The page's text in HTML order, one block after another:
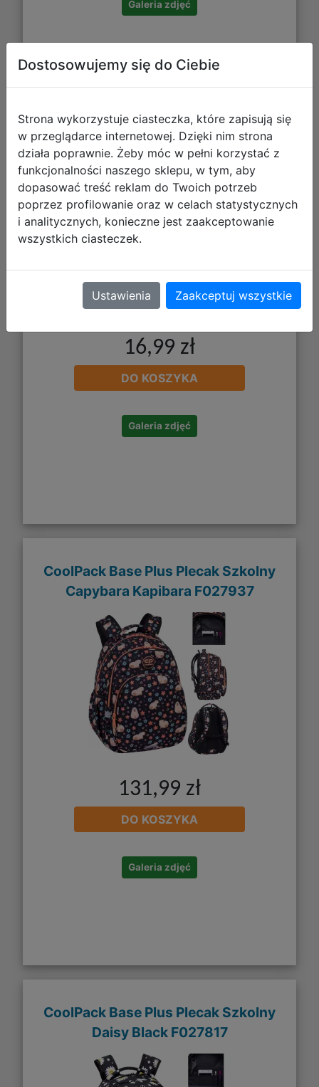
Galeria zdjęć
Starpak Worek Szkolny na Obuwie
Gwiazdki Galaxy 552614
16,99 zł
DO KOSZYKA
Galeria zdjęć
CoolPack Base Plus Plecak Szkolny
Capybara Kapibara F027937
131,99 zł
DO KOSZYKA
Galeria zdjęć
CoolPack Base Plus Plecak Szkolny
Daisy Black F027817
Dostosowujemy się do Ciebie
Strona wykorzystuje ciasteczka, które zapisują się
w przeglądarce internetowej. Dzięki nim strona
działa poprawnie. Żeby móc w pełni korzystać z
funkcjonalności naszego sklepu, w tym, aby
dopasować treść reklam do Twoich potrzeb
poprzez profilowanie oraz w celach statystycznych
i analitycznych, konieczne jest zaakceptowanie
wszystkich ciasteczek.
Ustawienia Zaakceptuj wszystkie